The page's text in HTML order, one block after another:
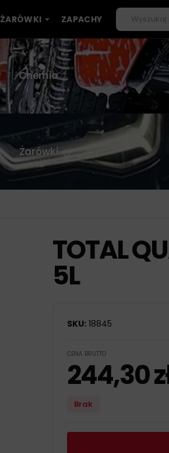
ŻARÓWKI ZAPACHY
Chemia
Żarówki
TOTAL
5L
SKU: 18845
CENA BRUTTO
244,30
Brak